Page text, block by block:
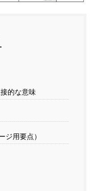
的な意味
ジ用要点）